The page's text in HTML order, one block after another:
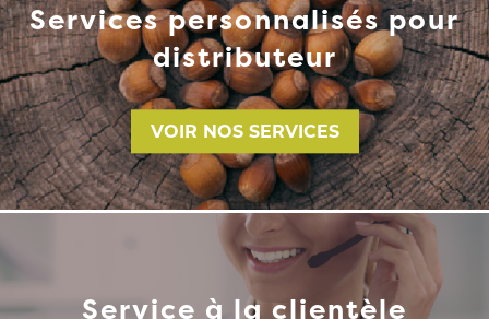
Services personnalisés pour
distributeur
VOIR NOS SERVICES
Service à la clientèle